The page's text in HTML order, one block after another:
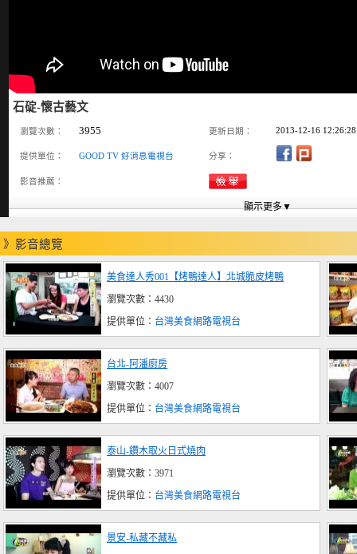
石碇-懷古藝文
瀏覽次數： 3955 更新日期： 2013-12-16 12:26:28
提供單位： GOOD TV 好消息電視台 分享：
影音推薦：
》影音總覽
美食達人秀001【烤鴨達人】北城脆皮烤鴨
瀏覽次數：4430
提供單位： 台灣美食網路電視台
台北-阿潘廚房
瀏覽次數：4007
提供單位： 台灣美食網路電視台
泰山-鑽木取火日式燒肉
瀏覽次數：3971
提供單位： 台灣美食網路電視台
景安-私藏不藏私